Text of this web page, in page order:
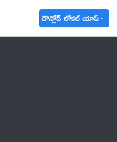
డౌన్లోడ్ లోకల్ యాప్